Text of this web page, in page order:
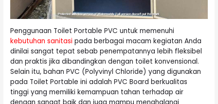
Penggunaan Toilet Portable PVC untuk memenuhi
kebutuhan sanitasi pada berbagai macam kegiatan Anda
dinilai sangat tepat sebab penempatannya lebih fleksibel
dan praktis jika dibandingkan dengan toilet konvensional.
Selain itu, bahan PVC (Polyvinyl Chloride) yang digunakan
pada Toilet Portable ini adalah PVC Board berkualitas
tinggi yang memiliki kemampuan tahan terhadap air
dengan sangat baik dan juga mampu menghalangi